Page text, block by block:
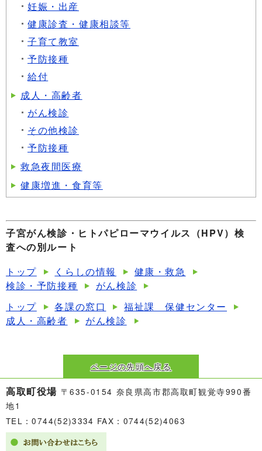
妊娠・出産
健康診査・健康相談等
子育て教室
予防接種
給付
成人・高齢者
がん検診
その他検診
予防接種
救急夜間医療
健康増進・食育等
子宮がん検診・ヒトパピローマウイルス（HPV）検
査への別ルート
トップ
くらしの情報
健康・救急
検診・予防接種
がん検診
トップ
各課の窓口
福祉課 保健センター
成人・高齢者
がん検診
ページの先頭へ戻る
高取町役場 〒635-0154 奈良県高市郡高取町観覚寺990番
地1
TEL：0744(52)3334 FAX：0744(52)4063